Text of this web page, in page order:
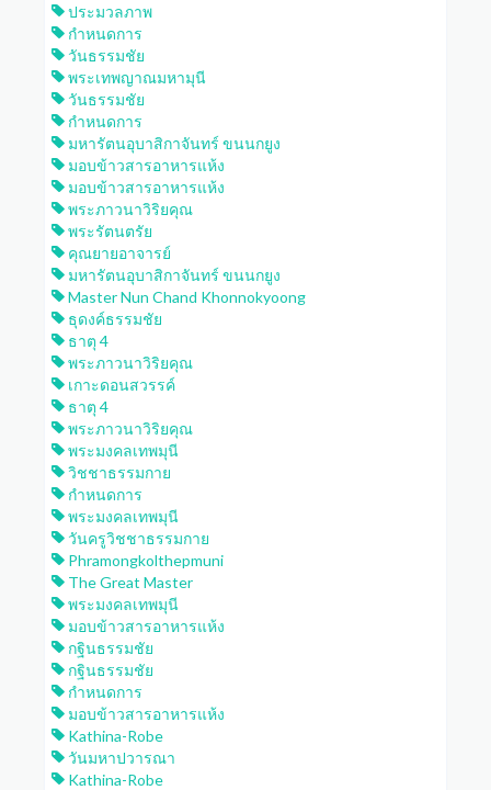
ประมวลภาพ
กำหนดการ
วันธรรมชัย
พระเทพญาณมหามุนี
วันธรรมชัย
กำหนดการ
มหารัตนอุบาสิกาจันทร์ ขนนกยูง
มอบข้าวสารอาหารแห้ง
มอบข้าวสารอาหารแห้ง
พระภาวนาวิริยคุณ
พระรัตนตรัย
คุณยายอาจารย์
มหารัตนอุบาสิกาจันทร์ ขนนกยูง
Master Nun Chand Khonnokyoong
ธุดงค์ธรรมชัย
ธาตุ 4
พระภาวนาวิริยคุณ
เกาะดอนสวรรค์
ธาตุ 4
พระภาวนาวิริยคุณ
พระมงคลเทพมุนี
วิชชาธรรมกาย
กำหนดการ
พระมงคลเทพมุนี
วันครูวิชชาธรรมกาย
Phramongkolthepmuni
The Great Master
พระมงคลเทพมุนี
มอบข้าวสารอาหารแห้ง
กฐินธรรมชัย
กฐินธรรมชัย
กำหนดการ
มอบข้าวสารอาหารแห้ง
Kathina-Robe
วันมหาปวารณา
Kathina-Robe